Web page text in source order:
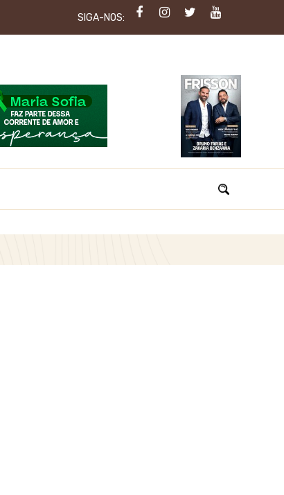
SIGA-NOS: